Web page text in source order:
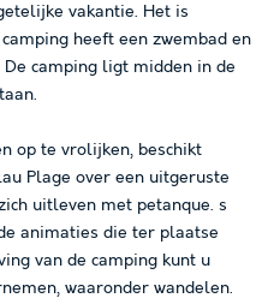
vakantie. Het is
heeft een zwembad en
camping ligt midden in de
op te vrolijken, beschikt
Plage over een uitgeruste
uitleven met petanque. s
animaties die ter plaatse
van de camping kunt u
waaronder wandelen.